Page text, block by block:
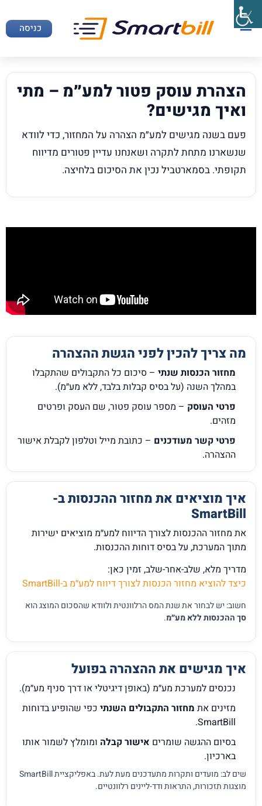
כניסה
הצהרת עוסק פטור למע״מ – מתי
ואיך מגישים?
פעם בשנה מגישים למע״מ הצהרה על המחזור, כדי לוודא
שנשארנו מתחת לתקרה ושאנחנו עדיין פטורים מדיווח
תקופתי. בסמארטביל נכין את הסיכום בלחיצה.
מה צריך להכין לפני הגשת ההצהרה
מחזור הכנסות שנתי – סיכום כל התקבולים שהתקבלו
במהלך השנה (על בסיס קבלות בלבד, ללא מע״מ).
פרטי העוסק – מספר עוסק פטור, שם העסק ופרטים
מזהים.
פרטי קשר מעודכנים – כתובת מייל וטלפון לקבלת אישור
ההצהרה.
איך מוציאים את מחזור ההכנסות ב-
SmartBill
את מחזור ההכנסות לצורך הדיווח למע״מ מוציאים ישירות
מתוך המערכת, על בסיס דוחות ההכנסות.
מדריך מלא, שלב-אחר-שלב, זמין כאן:
כיצד להוציא מחזור הכנסות לצורך דיווח למע״מ ב-SmartBill
חשוב: יש לבחור את שנת המס הרלוונטית ולוודא שהסכום המוצג הוא
סך ההכנסות ללא מע״מ.
איך מגישים את ההצהרה בפועל
נכנסים למערכת מע״מ (באופן דיגיטלי או דרך סניף מע״מ).
מזינים את מחזור התקבולים השנתי כפי שהופיע בדוחות
SmartBill.
בסיום ההגשה שומרים אישור קבלה ומומלץ לשמור אותו
בארכיון.
שים לב: מועדים ותקרות מתעדכנים מעת לעת. באפליקציית SmartBill
מוצגות תזכורות, התראות ודד-ליינים רלוונטיים.